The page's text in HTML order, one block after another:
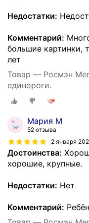
Недостатки:
Комментарий:
большие картинки,
лет
Товар — Росмэн
единороги.
Мария М
52 отзыва
2 января
Достоинства:
хорошие, крупные.
Недостатки: Нет
Комментарий: